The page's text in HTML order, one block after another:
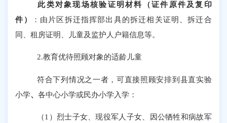
此类对象现场核验证明材料（证件原件及复印
件）
： 由 片区拆迁指挥部出具的拆迁相关证明、拆迁合
同、租房证明、
儿童及监护人户籍信息等。
2.教育优待照顾对象的适龄儿童
符合下列情况之一者，可直接照顾安排到县直实验
小学、各中心小学或民办小学入学：
（1 ）烈士子女、现役军人子女、因公牺牲和病故军